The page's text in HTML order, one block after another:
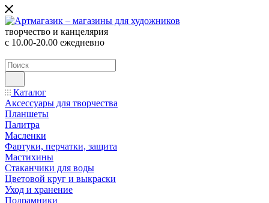
творчество и канцелярия
с 10.00-20.00 ежедневно
Каталог
Аксессуары для творчества
Планшеты
Палитра
Масленки
Фартуки, перчатки, защита
Мастихины
Стаканчики для воды
Цветовой круг и выкраски
Уход и хранение
Подрамники